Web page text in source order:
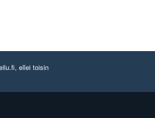
ellei toisin